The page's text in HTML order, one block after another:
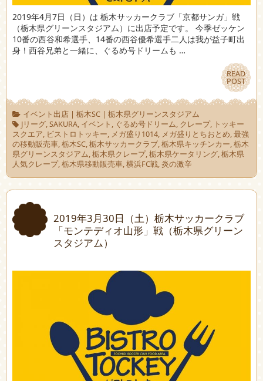
2019年4月7日（日）は 栃木サッカークラブ「京都サンガ」戦
（栃木県グリーンスタジアム）に出店予定です。 今季ゼッケン
10番の西谷和希選手、14番の西谷優希選手二人は我が益子町出
身！西谷兄弟と一緒に、ぐるめ号ドリームも …
READ
POST
READ
POST
イベント出店| 栃木SC| 栃木県グリーンスタジアム
Jリーグ,SAKURA, イベント , ぐるめ号ドリーム, クレープ, トッキー
スクエア, ビストロトッキー, メガ盛り1014, メガ盛りとちおとめ,最強
の移動販売車,栃木SC,栃木サッカークラブ,栃木県キッチンカー,栃木
県グリーンスタジアム,栃木県クレープ,栃木県ケータリング,栃木県
人気クレープ,栃木県移動販売車,横浜FC戦,炎の激辛
2019年3月30日（土）栃木サッカークラブ
「モンテディオ山形」戦（栃木県グリーン
スタジアム）